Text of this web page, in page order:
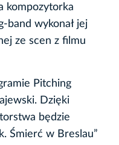
kompozytorka
band wykonał jej
ze scen z filmu
Pitching
Dzięki
będzie
Śmierć w Breslau”